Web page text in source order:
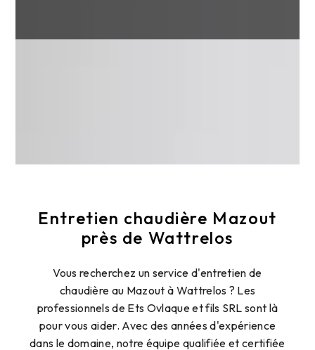
Entretien chaudière Mazout
près de Wattrelos
Vous recherchez un service d'entretien de
chaudière au Mazout à Wattrelos ? Les
professionnels de Ets Ovlaque et fils SRL sont là
pour vous aider. Avec des années d'expérience
dans le domaine, notre équipe qualifiée et certifiée